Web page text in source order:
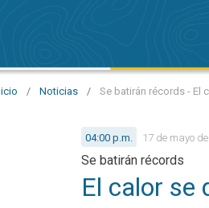
/ Noticias / Se batirán récords - El
04:00 p.m. 17 de mayo
Se batirán récords
El calor se